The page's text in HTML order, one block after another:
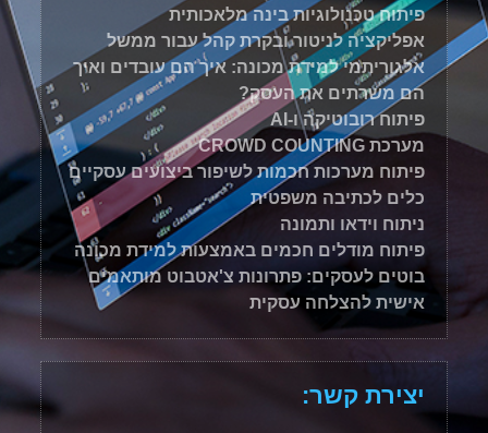
פיתוח טכנולוגיות בינה מלאכותית
אפליקציה לניטור ובקרת קהל עבור ממשל
אלגוריתמי למידת מכונה: איך הם עובדים ואיך
הם משרתים את העסק?
פיתוח רובוטיקה ו-AI
מערכת CROWD COUNTING
פיתוח מערכות חכמות לשיפור ביצועים עסקיים
כלים לכתיבה משפטית
ניתוח וידאו ותמונה
פיתוח מודלים חכמים באמצעות למידת מכונה
בוטים לעסקים: פתרונות צ'אטבוט מותאמים
אישית להצלחה עסקית
יצירת קשר: